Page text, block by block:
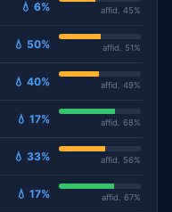
💧 6% affid. 45%
💧 50% affid. 51%
💧 40% affid. 49%
💧 17% affid. 68%
💧 33% affid. 56%
💧 17% affid. 67%